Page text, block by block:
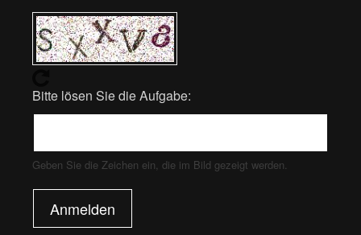
Bitte lösen Sie die Aufgabe:
Geben Sie die Zeichen ein, die im Bild gezeigt werden.
Anmelden